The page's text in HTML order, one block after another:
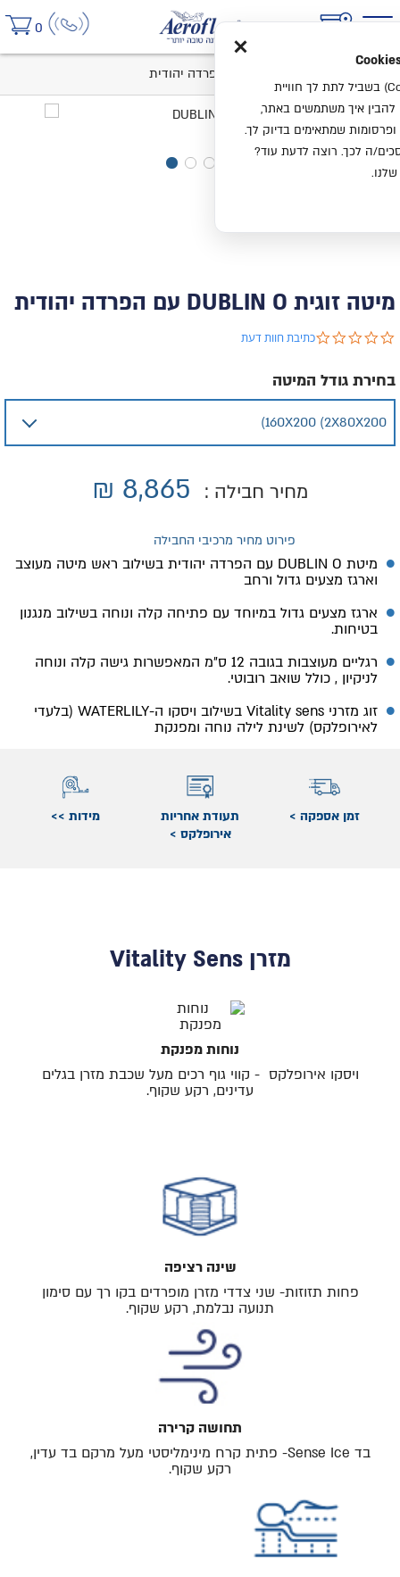
0
מיטה זוגית DUBLIN O עם הפרדה יהודית
0.0 star rating
כתיבת חוות דעת
מיטת DUBLIN O עם הפרדה יהודית בשילוב ראש מיטה מעוצב
וארגז מצעים גדול ורחב
ארגז מצעים גדול במיוחד עם פתיחה קלה ונוחה בשילוב מנגנון
בטיחות.
רגליים מעוצבות בגובה 12 ס״מ המאפשרות גישה קלה ונוחה
לניקיון , כולל שואב רובוטי.
זוג מזרני Vitality sens בשילוב ויסקו ה-WATERLILY (בלעדי
לאירופלקס) לשינת לילה נוחה ומפנקת
בחירת גודל המיטה
מחיר חבילה : 8,865
₪
פירוט מחיר מרכיבי החבילה
זמן אספקה >
תעודת אחריות
אירופלקס >
מידות >>
מזרן Vitality Sens
נוחות מפנקת
ויסקו אירופלקס - קווי גוף רכים מעל שכבת מזרן בגלים
עדינים, רקע שקוף.
שינה רציפה
פחות תזוזות- שני צדדי מזרן מופרדים בקו רך עם סימון
תנועה נבלמת, רקע שקוף.
תחושה קרירה
בד Sense Ice- פתית קרח מינימליסטי מעל מרקם בד עדין,
רקע שקוף.
×
אנחנו משתמשים בעוגיות (Cookies) בשביל לתת לך חוויית
להבין איך משתמשים באתר,
שמתאימים בדיוק לך.
ה לכך. רוצה לדעת עוד?